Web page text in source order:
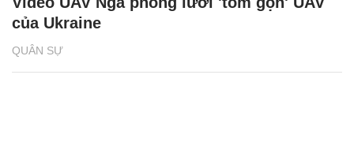
QUÂN SỰ
của Ukraine